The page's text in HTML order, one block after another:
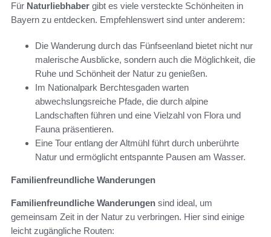
Für Naturliebhaber gibt es viele versteckte Schönheiten in
Bayern zu entdecken. Empfehlenswert sind unter anderem:
Die Wanderung durch das Fünfseenland bietet nicht nur
malerische Ausblicke, sondern auch die Möglichkeit, die
Ruhe und Schönheit der Natur zu genießen.
Im Nationalpark Berchtesgaden warten
abwechslungsreiche Pfade, die durch alpine
Landschaften führen und eine Vielzahl von Flora und
Fauna präsentieren.
Eine Tour entlang der Altmühl führt durch unberührte
Natur und ermöglicht entspannte Pausen am Wasser.
Familienfreundliche Wanderungen
Familienfreundliche Wanderungen sind ideal, um
gemeinsam Zeit in der Natur zu verbringen. Hier sind einige
leicht zugängliche Routen: